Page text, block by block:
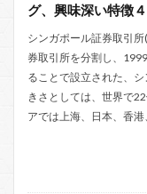
グ、興味深い特徴４
シンガポール証券取引
券取引所を分割し、
ることで設立された、
きさとしては、世界で
アでは上海、日本、香